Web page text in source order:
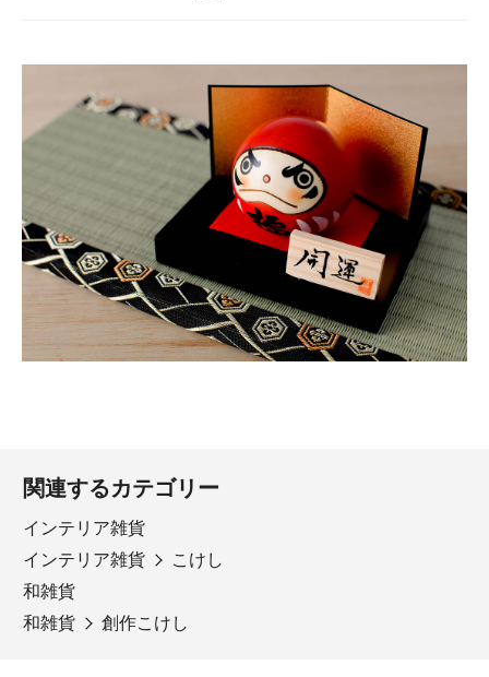
関連するカテゴリー
インテリア雑貨
インテリア雑貨
こけし
和雑貨
和雑貨
創作こけし